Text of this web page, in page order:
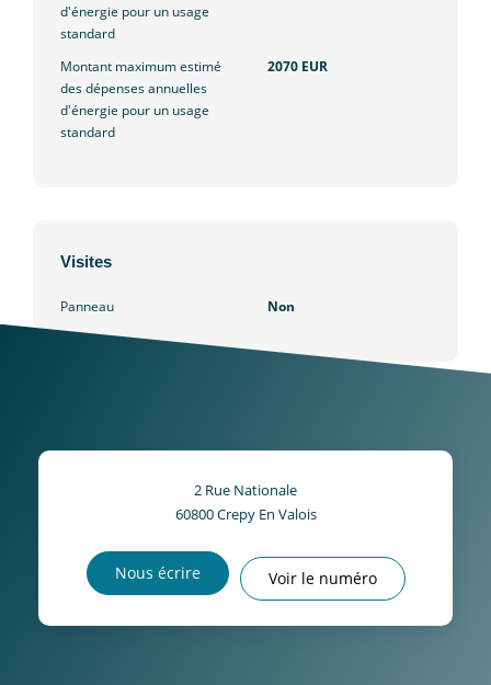
d'énergie pour un usage
standard
Montant maximum estimé
des dépenses annuelles
d'énergie pour un usage
standard
2070 EUR
Visites
Panneau Non
2 Rue Nationale
60800Crepy En Valois
Nous écrire Voir le numéro